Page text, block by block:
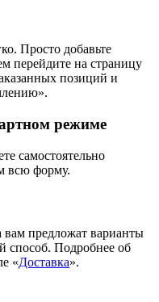
Просто добавьте
перейдите на страницу
позиций и
режиме
самостоятельно
всю форму.
вам предложат варианты
способ. Подробнее об
«Доставка».